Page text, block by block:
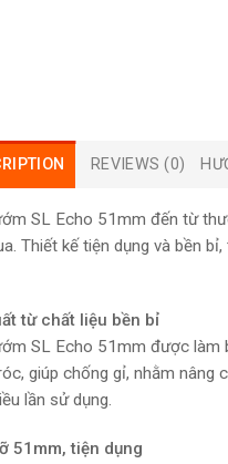
REVIEWS (0)
SL Echo 51mm đến từ
Thiết kế tiện dụng và bền
từ chất liệu bền bỉ
SL Echo 51mm được làm
giúp chống gỉ, nhằm
lần sử dụng.
51mm, tiện dụng